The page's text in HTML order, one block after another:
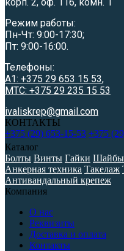
Режим работы:
Пн-Чт: 9:00-17:30;
Пт: 9:00-16:00.
Телефоны:
A1: +375 29 653 15 53,
МТС: +375 29 235 15 53
ivaliskrep@gmail.com
КОНТАКТЫ
+375 (29) 653-15-53 +375
Каталог
Болты Винты Гайки Шайбы
Анкерная техника Такелаж
Антивандальный крепеж
Компания
О нас
Реквизиты
Доставка и оплата
Контакты